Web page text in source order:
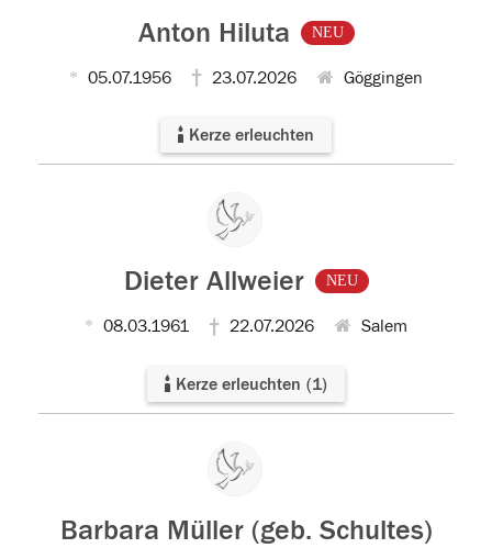
Anton Hiluta NEU
05.07.1956 23.07.2026 Göggingen
Kerze erleuchten
Dieter Allweier NEU
08.03.1961 22.07.2026 Salem
Kerze erleuchten (1)
Barbara Müller (geb. Schultes)